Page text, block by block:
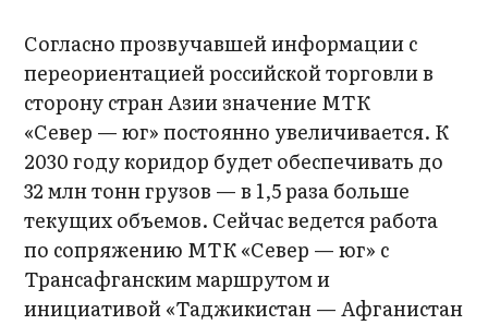
Согласно прозвучавшей информации с
переориентацией российской торговли в
сторону стран Азии значение МТК
«Север — юг» постоянно увеличивается. К
2030 году коридор будет обеспечивать до
32 млн тонн грузов — в 1,5 раза больше
текущих объемов. Сейчас ведется работа
по сопряжению МТК «Север — юг» с
Трансафганским маршрутом и
инициативой «Таджикистан — Афганистан